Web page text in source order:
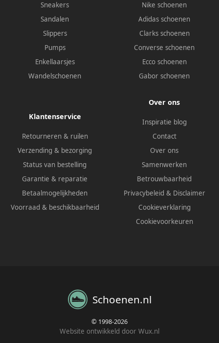
Sneakers
Sandalen
Slippers
Pumps
Enkellaarsjes
Wandelschoenen
Nike schoenen
Adidas schoenen
Clarks schoenen
Converse schoenen
Ecco schoenen
Gabor schoenen
Klantenservice
Retourneren & ruilen
Verzending & bezorging
Status van bestelling
Garantie & reparatie
Betaalmogelijkheden
Voorraad & beschikbaarheid
Over ons
Inspiratie blog
Contact
Over ons
Samenwerken
Betrouwbaarheid
Privacybeleid & Disclaimer
Cookieverklaring
Cookievoorkeuren
Schoenen.nl
© 1998-2026
Website ontwikkeld door Wux.nl